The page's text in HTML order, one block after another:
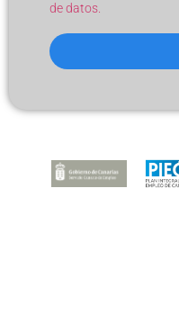
de datos.